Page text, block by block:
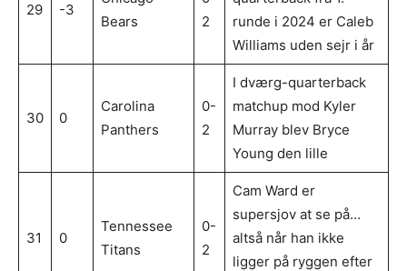
29 -3
Bears
2
runde i 2024 er Caleb
Williams uden sejr i år
30 0
Carolina
Panthers
0-
2
I dværg-quarterback
matchup mod Kyler
Murray blev Bryce
Young den lille
31 0
Tennessee
Titans
0-
2
Cam Ward er
supersjov at se på…
altså når han ikke
ligger på ryggen efter